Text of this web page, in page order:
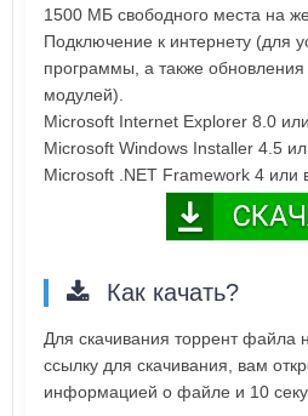
1500 МБ свободного места на
Подключение к интернету (для
программы, а также
модулей).
Microsoft Internet Explorer 8.0
Microsoft Windows Installer 4.5
Microsoft .NET Framework 4 или
Как качать?
Для скачивания торрент файла
ссылку для скачивания, вам
информацией о файле и 10